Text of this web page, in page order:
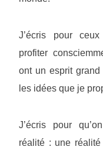
J’écris pour
profiter
ont un esprit
les idées que je
J’écris pour
réalité : une